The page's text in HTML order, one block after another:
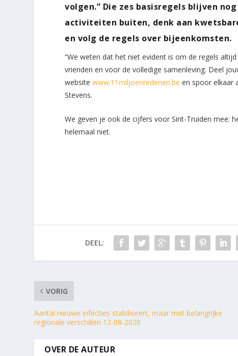
volgen.” Die zes basisregels blijven
activiteiten buiten, denk aan
en volg de regels over bijeenkomsten.
“We weten dat het niet evident is om de regels
vrienden en voor de volledige samenleving. Deel
websitewww.11miljoenredenen.be en spoor elkaar
Stevens.
We geven je ook de cijfers voor Sint-Truiden mee:
helemaal niet.
DEEL:
VORIG
Aantal nieuwe infecties stabiliseert, maar met belangrijke
regionale verschillen 12-08-2020
OVER DE AUTEUR